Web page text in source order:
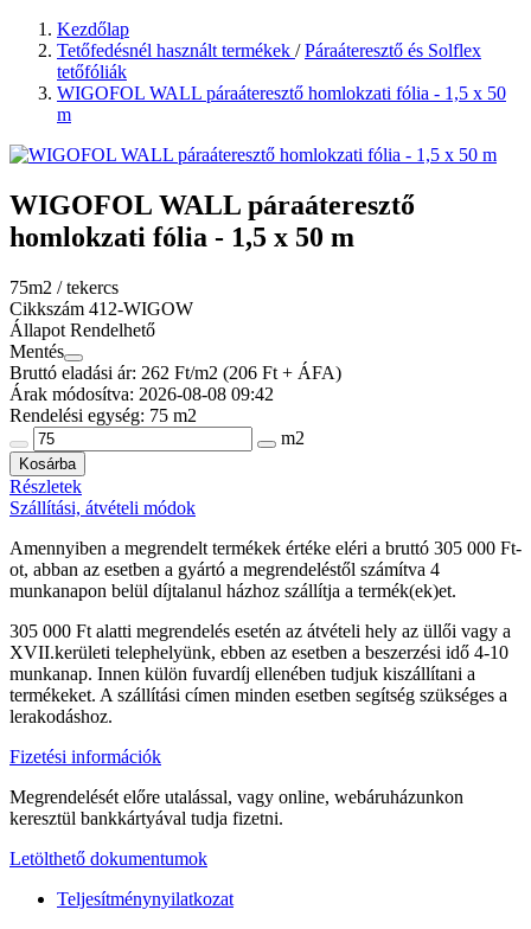
Kezdőlap
Tetőfedésnél használt termékek /Páraáteresztő és Solflex
tetőfóliák
WIGOFOL WALL páraáteresztő homlokzati fólia - 1,5 x 50
m
WIGOFOL WALL páraáteresztő
homlokzati fólia - 1,5 x 50 m
75m2 / tekercs
Cikkszám 412-WIGOW
Állapot Rendelhető
Mentés
Bruttó eladási ár: 262 Ft/m2 (206 Ft + ÁFA)
Árak módosítva: 2026-08-08 09:42
Rendelési egység: 75 m2
m2
Kosárba
Részletek
Szállítási, átvételi módok
Amennyiben a megrendelt termékek értéke eléri a bruttó 305 000 Ft-
ot, abban az esetben a gyártó a megrendeléstől számítva 4
munkanapon belül díjtalanul házhoz szállítja a termék(ek)et.
305 000 Ft alatti megrendelés esetén az átvételi hely az üllői vagy a
XVII.kerületi telephelyünk, ebben az esetben a beszerzési idő 4-10
munkanap. Innen külön fuvardíj ellenében tudjuk kiszállítani a
termékeket. A szállítási címen minden esetben segítség szükséges a
lerakodáshoz.
Fizetési információk
Megrendelését előre utalással, vagy online, webáruházunkon
keresztül bankkártyával tudja fizetni.
Letölthető dokumentumok
Teljesítménynyilatkozat